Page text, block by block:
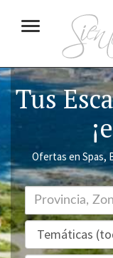
Toggle
navigation
Tus
Ofertas en Spas,